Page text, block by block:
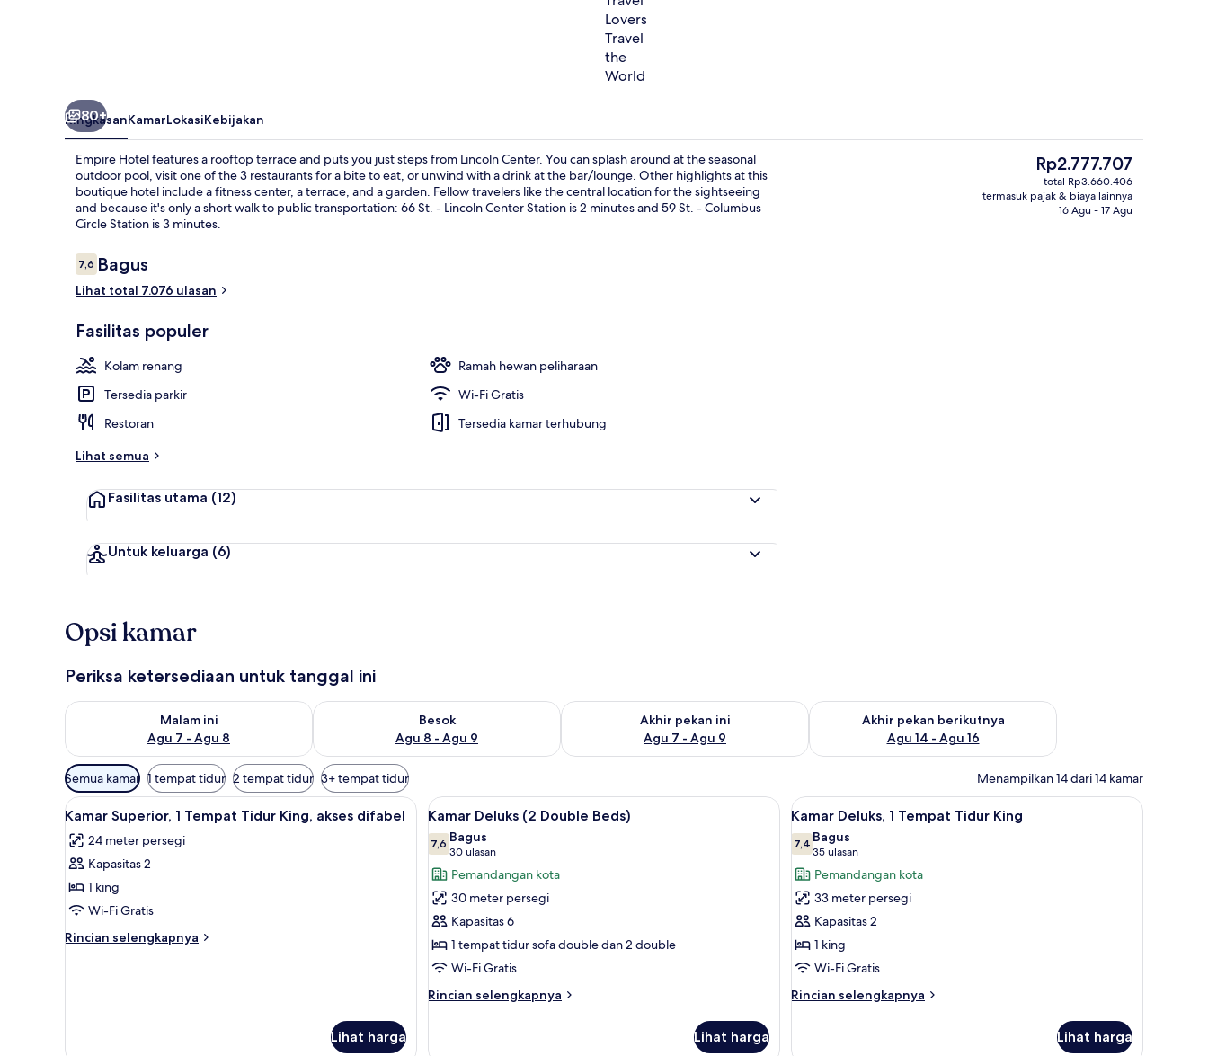
Bar di atap dengan suguhan pemandangan kolam renang, buka setiap hari
Pintu masuk properti
80+
RingkasanKamarLokasiKebijakan
Empire Hotel features a rooftop terrace and puts you just steps from Lincoln Center. You can splash around at the seasonal
outdoor pool, visit one of the 3 restaurants for a bite to eat, or unwind with a drink at the bar/lounge. Other highlights at this
boutique hotel include a fitness center, a terrace, and a garden. Fellow travelers like the central location for the sightseeing
and because it's only a short walk to public transportation: 66 St. - Lincoln Center Station is 2 minutes and 59 St. - Columbus
Circle Station is 3 minutes.
Ulasan
7,67,6 dari 10
Bagus
Lihat total 7.076 ulasan
Fasilitas populer
Kolam renang
Ramah hewan peliharaan
Tersedia parkir
Wi-Fi Gratis
Restoran
Tersedia kamar terhubung
Lihat semua
Fasilitas utama (12)
Untuk keluarga (6)
Harga
saat
ini
Rp2.777.707
Rp2.777.707
total Rp3.660.406
termasuk pajak & biaya lainnya
16 Agu - 17 Agu
Opsi kamar
Periksa ketersediaan untuk tanggal ini
Malam ini
Agu 7 - Agu 8
Periksa ketersediaan untuk malam ini Agu 7 - Agu 8
Besok
Agu 8 - Agu 9
Periksa ketersediaan untuk besok Agu 8 - Agu 9
Akhir pekan ini
Agu 7 - Agu 9
Periksa ketersediaan untuk akhir pekan ini Agu 7 - Agu 9
Akhir pekan berikutnya
Agu 14 - Agu 16
Periksa ketersediaan untuk akhir pekan berikutnya Agu 14 -
Filter
tersedia
untuk
kamar
Semua kamar 1 tempat tidur 2 tempat tidur 3+ tempat tidur Menampilkan 14 dari 14 kamar
Lihat
semua
foto
untuk
Kamar
Superior,
1
Tempat
Seprai premium, brankas, meja kerja, dan ruang kerja ramah laptop
7
Kamar Superior, 1 Tempat Tidur King, akses difabel
24 meter persegi
Kapasitas 2
1 king
Wi-Fi Gratis
Rincian selengkapnya
Rincian
Tempat
Lihat harga
Lihat
semua
foto
untuk
Kamar
Deluks
(2
Double
Beds)
Seprai premium, brankas, meja kerja, dan ruang kerja ramah laptop
7
Kamar Deluks (2 Double Beds)
7,67,6 dari 10
Bagus
30 ulasan
(30
ulasan)
Pemandangan kota
30 meter persegi
Kapasitas 6
1 tempat tidur sofa double dan 2 double
Wi-Fi Gratis
Rincian selengkapnya
Rincian
Lihat harga
Lihat
semua
foto
untuk
Kamar
Deluks,
1
Tempat
Tidur
King
Seprai premium, brankas, meja kerja, dan
7
Kamar Deluks, 1 Tempat Tidur King
7,47,4 dari 10
Bagus
35 ulasan
(35
ulasan)
Pemandangan kota
33 meter persegi
Kapasitas 2
1 king
Wi-Fi Gratis
Rincian selengkapnya
Rincian
Lihat harga